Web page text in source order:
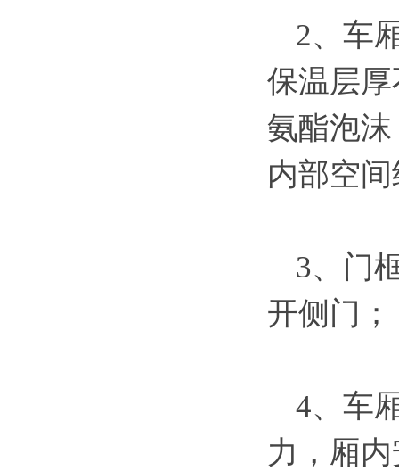
2、车
保温层厚
氨酯泡
内部空
3、门
开侧门；
4、车
力，厢